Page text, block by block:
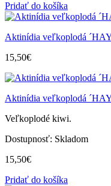
Pridať do košíka
Aktinídia veľkoplodá
15,50€
Aktinídia veľkoplodá
Veľkoplodé kiwi.
Dostupnosť: Skladom
15,50€
Pridať do košíka